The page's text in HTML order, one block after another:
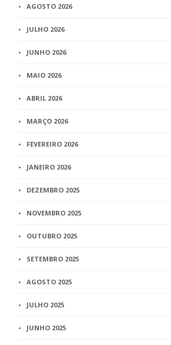
AGOSTO 2026
JULHO 2026
JUNHO 2026
MAIO 2026
ABRIL 2026
MARÇO 2026
FEVEREIRO 2026
JANEIRO 2026
DEZEMBRO 2025
NOVEMBRO 2025
OUTUBRO 2025
SETEMBRO 2025
AGOSTO 2025
JULHO 2025
JUNHO 2025